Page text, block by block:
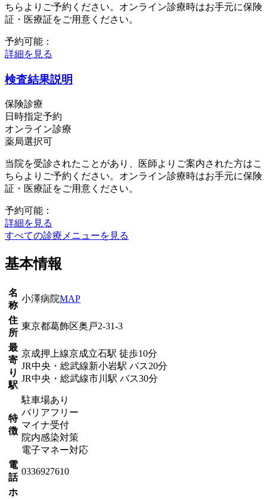
ちらよりご予約ください。オンライン診療時はお手元に保険
証・医療証をご用意ください。
予約可能：
詳細を見る
検査結果説明
保険診療
日時指定予約
オンライン診療
薬局選択可
当院を受診されたことがあり、医師よりご案内された方はこ
ちらよりご予約ください。オンライン診療時はお手元に保険
証・医療証をご用意ください。
予約可能：
詳細を見る
すべての診療メニューを見る
基本情報
名
称
小澤病院MAP
住
所
東京都葛飾区奥戸2-31-3
最
寄
り
駅
京成押上線京成立石駅 徒歩10分
JR中央・総武線新小岩駅 バス20分
JR中央・総武線市川駅 バス30分
特
徴
駐車場あり
バリアフリー
マイナ受付
院内感染対策
電子マネー対応
電
話
0336927610
ホ